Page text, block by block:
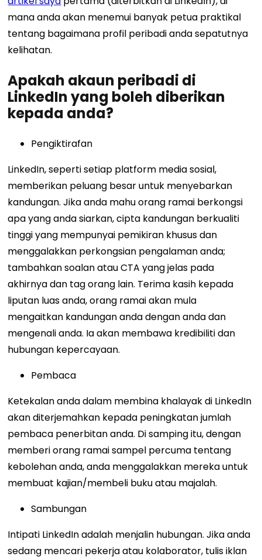
mana anda akan menemui banyak petua praktikal
tentang bagaimana profil peribadi anda sepatutnya
kelihatan.
Apakah akaun peribadi di
LinkedIn yang boleh diberikan
kepada anda?
Pengiktirafan
LinkedIn, seperti setiap platform media sosial,
memberikan peluang besar untuk menyebarkan
kandungan. Jika anda mahu orang ramai berkongsi
apa yang anda siarkan, cipta kandungan berkualiti
tinggi yang mempunyai pemikiran khusus dan
menggalakkan perkongsian pengalaman anda;
tambahkan soalan atau CTA yang jelas pada
akhirnya dan tag orang lain. Terima kasih kepada
liputan luas anda, orang ramai akan mula
mengaitkan kandungan anda dengan anda dan
mengenali anda. Ia akan membawa kredibiliti dan
hubungan kepercayaan.
Pembaca
Ketekalan anda dalam membina khalayak di LinkedIn
akan diterjemahkan kepada peningkatan jumlah
pembaca penerbitan anda. Di samping itu, dengan
memberi orang ramai sampel percuma tentang
kebolehan anda, anda menggalakkan mereka untuk
membuat kajian/membeli buku atau majalah.
Sambungan
Intipati LinkedIn adalah menjalin hubungan. Jika anda
sedang mencari pekerja atau kolaborator, tulis iklan